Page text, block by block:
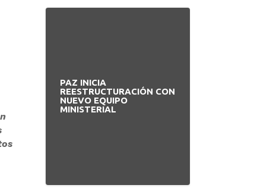
PAZ INICIA
REESTRUCTURACIÓN CON
NUEVO EQUIPO
MINISTERIAL